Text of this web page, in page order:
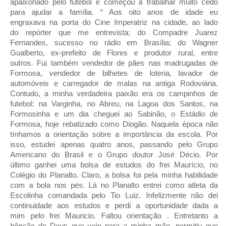
apaixonado pelo futebol e começou a trabalhar muito cedo
para ajudar a família. “ Aos oito anos de idade eu
engraxava na porta do Cine Imperatriz na cidade, ao lado
do repórter que me entrevista; do Compadre Juarez
Fernandes, sucesso no rádio em Brasília; do Wagner
Gualberto, ex-prefeito de Flores e produtor rural, entre
outros. Fui também vendedor de pães nas madrugadas de
Formosa, vendedor de bilhetes de loteria, lavador de
automóveis e carregador de malas na antiga Rodoviária.
Contudo, a minha verdadeira paixão era os campinhos de
futebol: na Varginha, no Abreu, na Lagoa dos Santos, na
Formosinha e um dia cheguei ao Sabinão, o Estádio de
Formosa, hoje rebatizado como Diogão. Naquela época não
tínhamos a orientação sobre a importância da escola. Por
isso, estudei apenas quatro anos, passando pelo Grupo
Americano do Brasil e o Grupo doutor José Décio. Por
último ganhei uma bolsa de estudos do frei Maurício, no
Colégio do Planalto. Claro, a bolsa foi pela minha habilidade
com a bola nos pés. Lá no Planalto entrei como atleta da
Escolinha comandada pelo Tio Luiz. Infelizmente não dei
continuidade aos estudos e perdi a oportunidade dada a
mim pelo frei Mauricio. Faltou orientação . Entretanto a